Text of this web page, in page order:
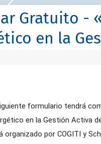
Gratuito -
en la
formulario tendrá
en la Gestión Activa
organizado por COGITI y